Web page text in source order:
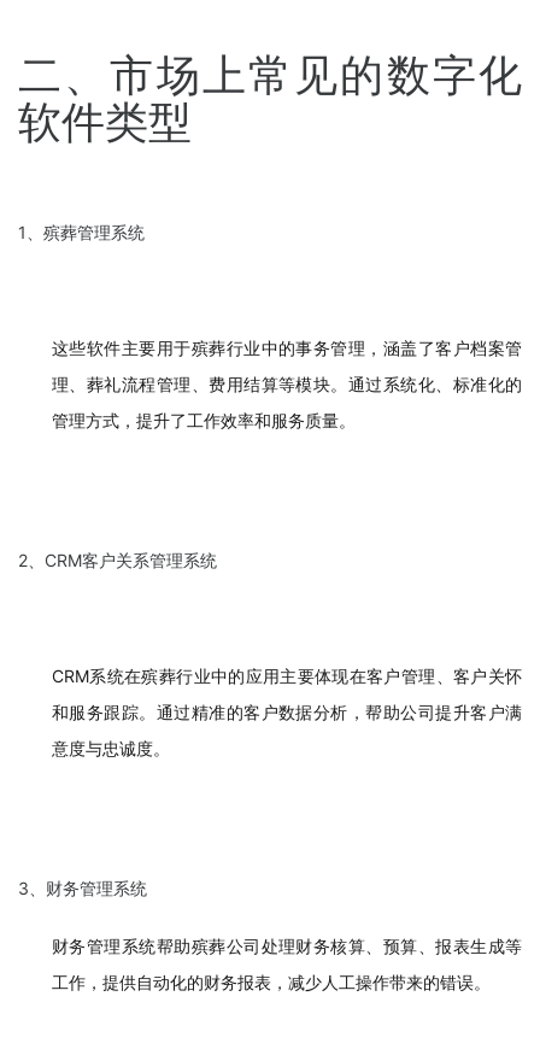
二、市场上常见的数字化
软件类型
1、殡葬管理系统
这些软件主要用于殡葬行业中的事务管理，涵盖了客户档案管
理、葬礼流程管理、费用结算等模块。通过系统化、标准化的
管理方式，提升了工作效率和服务质量。
2、CRM客户关系管理系统
CRM系统在殡葬行业中的应用主要体现在客户管理、客户关怀
和服务跟踪。通过精准的客户数据分析，帮助公司提升客户满
意度与忠诚度。
3、财务管理系统
财务管理系统帮助殡葬公司处理财务核算、预算、报表生成等
工作，提供自动化的财务报表，减少人工操作带来的错误。